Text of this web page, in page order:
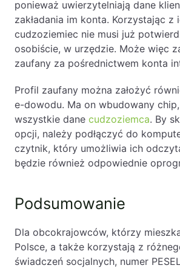
ponieważ uwierzytelniają dane
zakładania im konta. Korzystając z
cudzoziemiec nie musi już
osobiście, w urzędzie. Może więc
zaufany za pośrednictwem konta
Profil zaufany można założyć
e-dowodu. Ma on wbudowany
wszystkie dane cudzoziemca. By
opcji, należy podłączyć do
czytnik, który umożliwia ich
będzie również odpowiednie
Podsumowanie
Dla obcokrajowców, którzy
Polsce, a także korzystają z
świadczeń socjalnych, numer